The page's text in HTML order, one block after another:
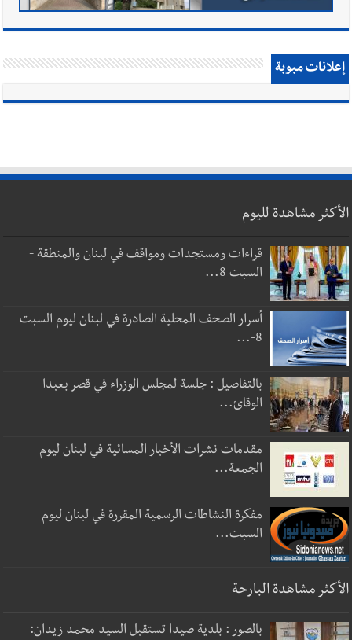
إعلانات مبوبة
الأكثر مشاهدة لليوم
قراءات ومستجدات ومواقف في لبنان والمنطقة -
السبت 8...
أسرار الصحف المحلية الصادرة في لبنان ليوم السبت
8-...
بالتفاصيل : جلسة لمجلس الوزراء في قصر بعبدا
الوقائ...
مقدمات نشرات الأخبار المسائية في لبنان ليوم
الجمعة...
مفكرة النشاطات الرسمية المقررة في لبنان ليوم
السبت...
الأكثر مشاهدة البارحة
بالصور : بلدية صيدا تستقبل السيد محمد زيدان: